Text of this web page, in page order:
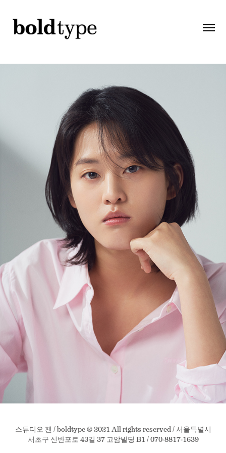
스튜디오 팬 / boldtype ® 2021 All rights reserved / 서울특별시
서초구 신반포로 43길 37 고암빌딩 B1 / 070-8817-1639